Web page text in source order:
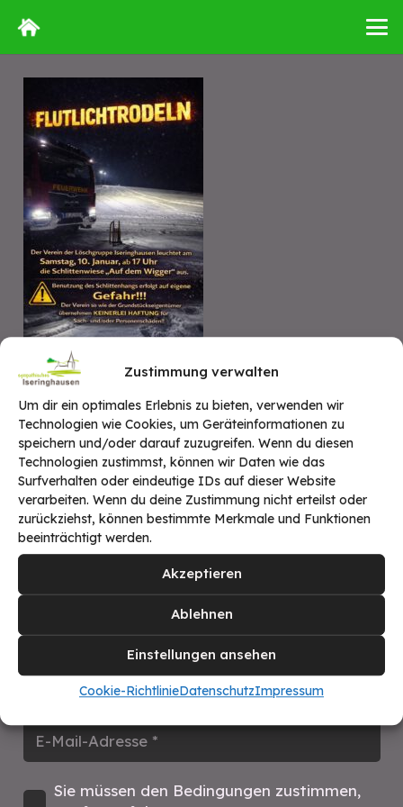
Zustimmung verwalten
Um dir ein optimales Erlebnis zu bieten, verwenden wir
Technologien wie Cookies, um Geräteinformationen zu
speichern und/oder darauf zuzugreifen. Wenn du diesen
Technologien zustimmst, können wir Daten wie das
Surfverhalten oder eindeutige IDs auf dieser Website
verarbeiten. Wenn du deine Zustimmung nicht erteilst oder
zurückziehst, können bestimmte Merkmale und Funktionen
beeinträchtigt werden.
Akzeptieren
Ablehnen
Einstellungen ansehen
Cookie-RichtlinieDatenschutzImpressum
Schreibe einen Kommentar
Deine E-Mail-Adresse wird nicht veröffentlicht.
Erforderliche Felder sind mit* markiert
Sie müssen den Bedingungen zustimmen,